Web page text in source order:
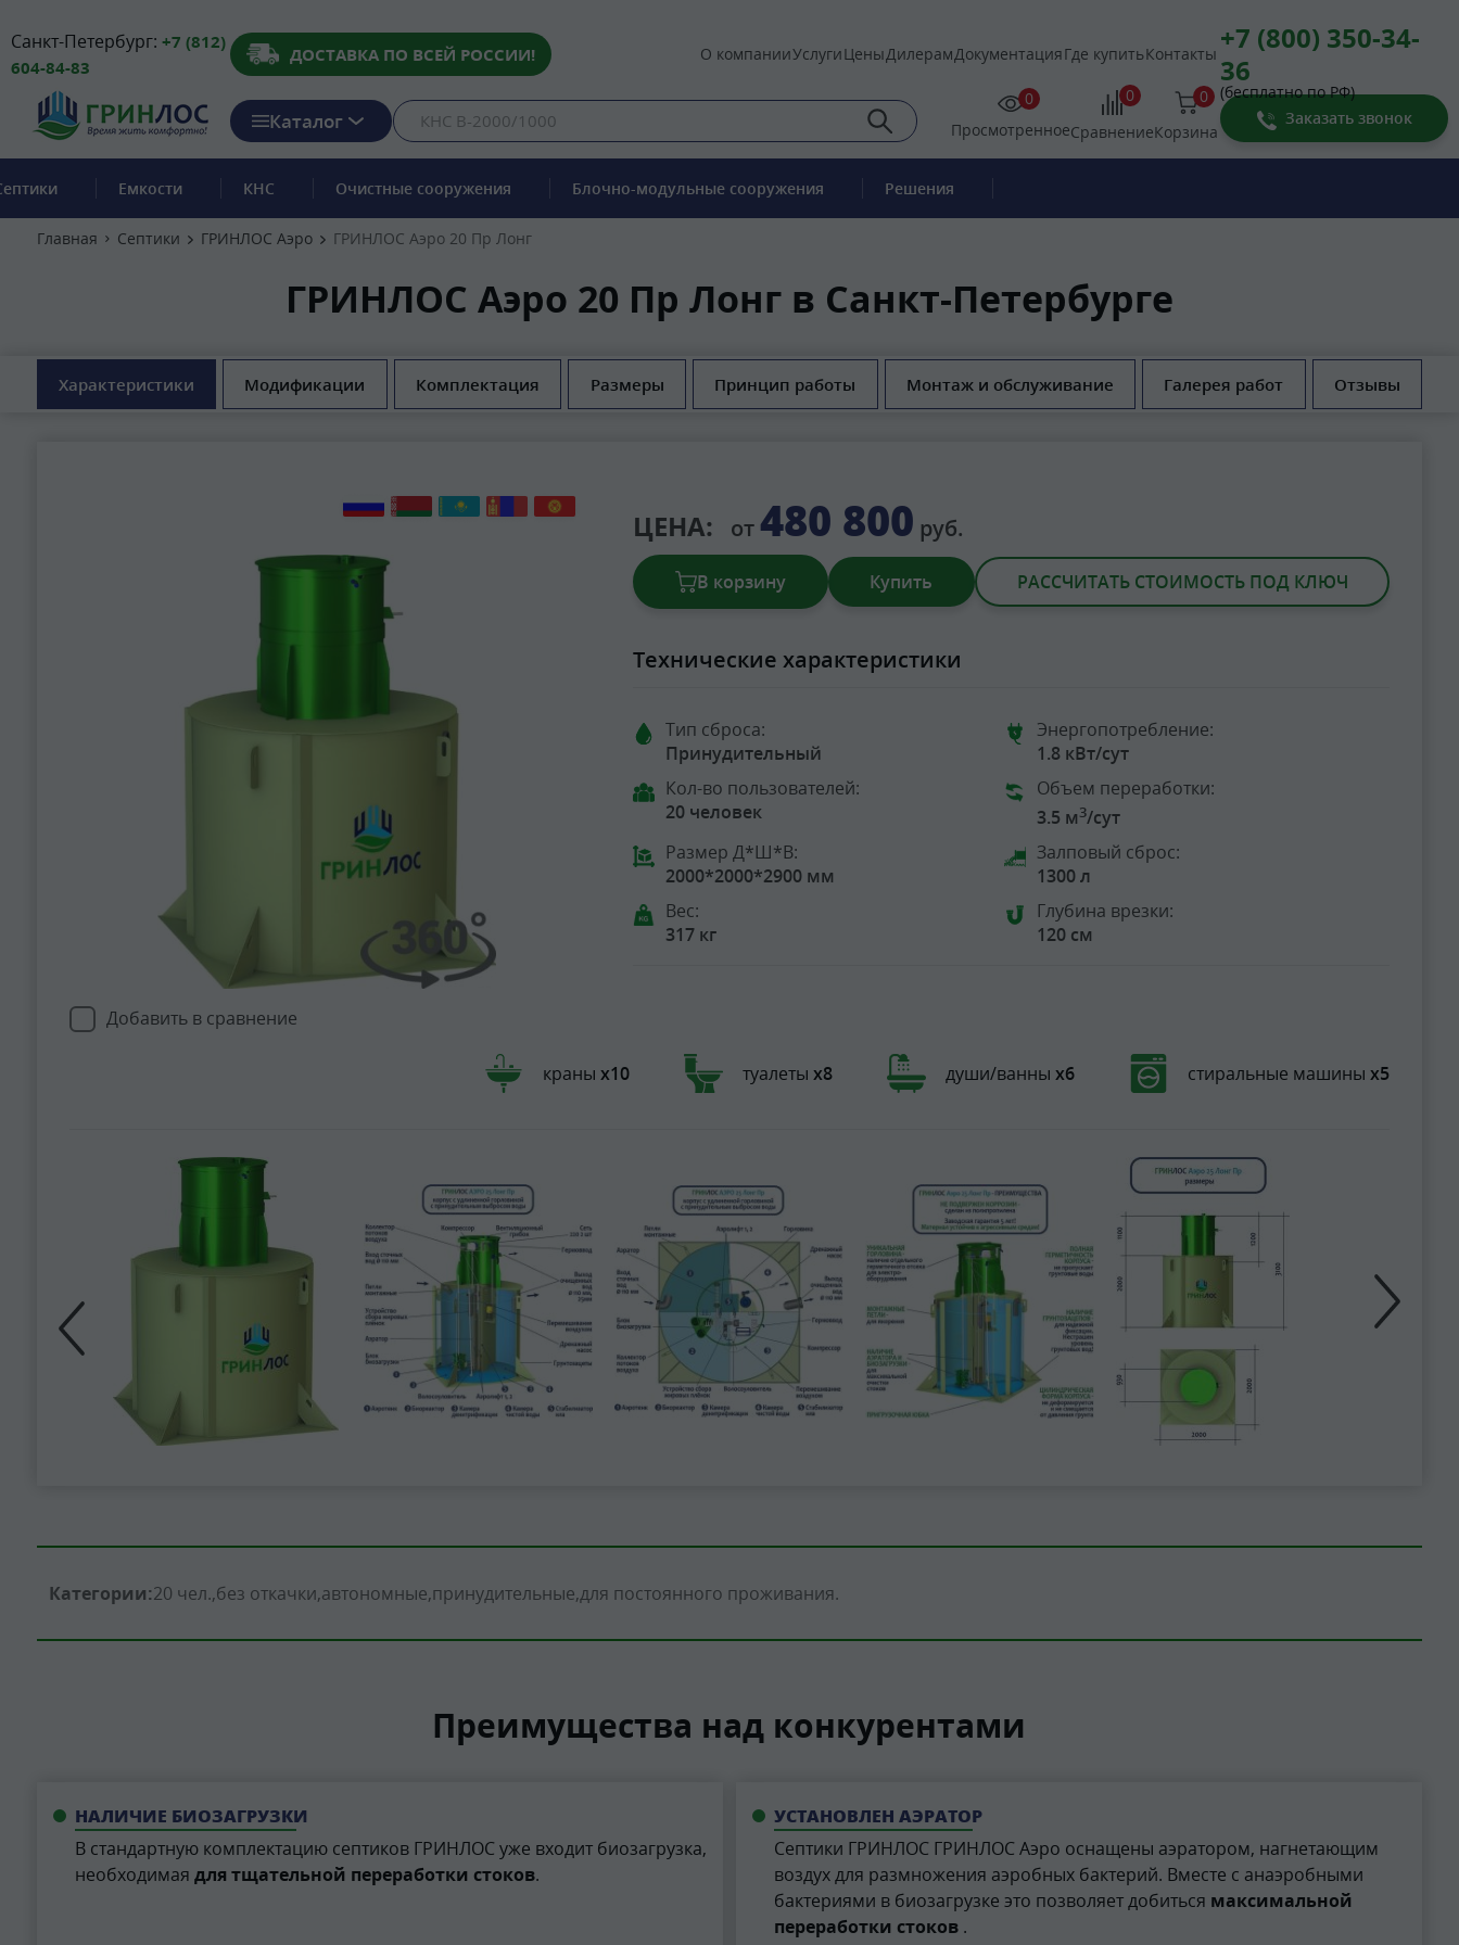
Санкт-Петербург: +7 (812)
604-84-83
ДОСТАВКА ПО ВСЕЙ РОССИИ! О компанииУслугиЦеныДилерамДокументацияГде купитьКонтакты +7 (800) 350-34-
36
(бесплатно по РФ)
Каталог
0
Просмотренное
0
Сравнение
0
Корзина
Заказать звонок
Емкости КНС Очистные сооружения Блочно-модульные сооружения Решения
Главная Септики ГРИНЛОС Аэро ГРИНЛОС Аэро 20 Пр Лонг
ГРИНЛОС Аэро 20 Пр Лонг в Санкт-Петербурге
Характеристики Модификации Комплектация Размеры Принцип работы Монтаж и обслуживание Галерея работ Отзывы
Добавить в сравнение
ЦЕНА: от480 800 руб.
В корзину Купить РАССЧИТАТЬ СТОИМОСТЬ ПОД КЛЮЧ
Технические характеристики
Тип сброса:
Принудительный
Энергопотребление:
1.8 кВт/сут
Кол-во пользователей:
20 человек
Объем переработки:
3.5 м3/сут
Размер Д*Ш*В:
2000*2000*2900 мм
Залповый сброс:
1300 л
Вес:
317 кг
Глубина врезки:
120 см
краных10 туалетых8 души/ванных6 стиральные машиных5
Категории:20 чел. без откачки автономные принудительные для постоянного проживания
Преимущества над конкурентами
НАЛИЧИЕ БИОЗАГРУЗКИ
В стандартную комплектацию септиков ГРИНЛОС уже входит биозагрузка,
необходимая для тщательной переработки стоков.
УСТАНОВЛЕН АЭРАТОР
Септики ГРИНЛОС ГРИНЛОС Аэро оснащены аэратором, нагнетающим
воздух для размножения аэробных бактерий. Вместе с анаэробными
бактериями в биозагрузке это позволяет добиться максимальной
переработки стоков .